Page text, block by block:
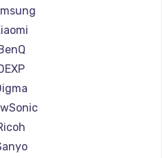
Hiper
HITACHI
Panasonic
Hisense